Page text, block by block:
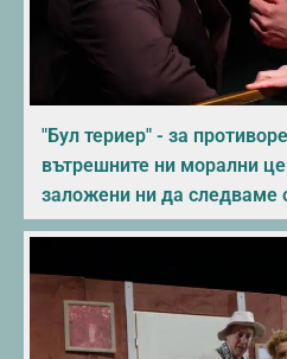
"Бул териер" - за
вътрешните ни морални
заложени ни да следваме